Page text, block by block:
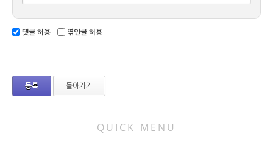
댓글 허용 엮인글 허용
돌아가기
QUICK MENU